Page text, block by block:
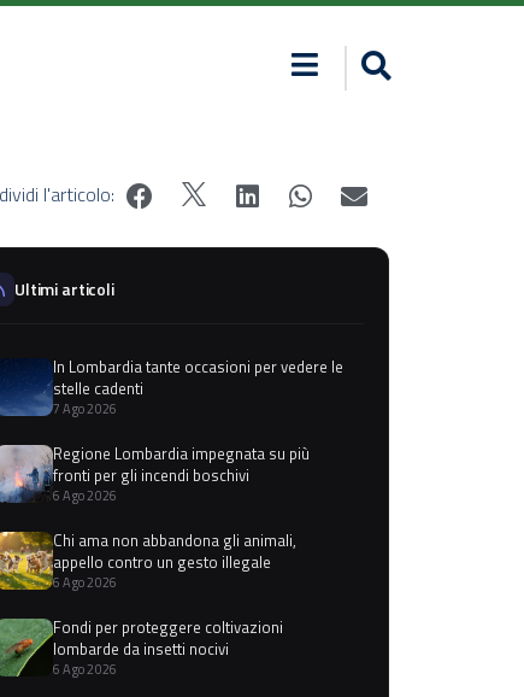
l'articolo:
Ultimi articoli
In Lombardia tante occasioni per vedere le
stelle cadenti
7 Ago 2026
Regione Lombardia impegnata su più
fronti per gli incendi boschivi
6 Ago 2026
Chi ama non abbandona gli animali,
appello contro un gesto illegale
6 Ago 2026
Fondi per proteggere coltivazioni
lombarde da insetti nocivi
6 Ago 2026